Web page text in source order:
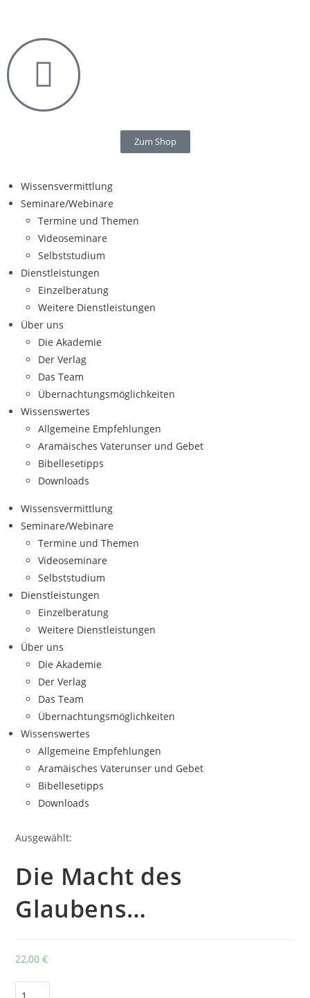
Zum Shop
Wissensvermittlung
Seminare/Webinare
Termine und Themen
Videoseminare
Selbststudium
Dienstleistungen
Einzelberatung
Weitere Dienstleistungen
Über uns
Die Akademie
Der Verlag
Das Team
Übernachtungsmöglichkeiten
Wissenswertes
Allgemeine Empfehlungen
Aramäisches Vaterunser und Gebet
Bibellesetipps
Downloads
Wissensvermittlung
Seminare/Webinare
Termine und Themen
Videoseminare
Selbststudium
Dienstleistungen
Einzelberatung
Weitere Dienstleistungen
Über uns
Die Akademie
Der Verlag
Das Team
Übernachtungsmöglichkeiten
Wissenswertes
Allgemeine Empfehlungen
Aramäisches Vaterunser und Gebet
Bibellesetipps
Downloads
Ausgewählt:
Die Macht des
Glaubens…
22,00€